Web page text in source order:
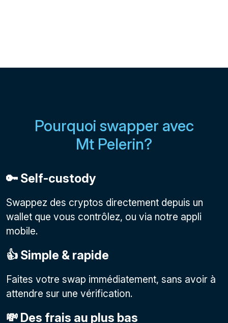
Pourquoi swapper avec
Mt Pelerin?
🔑 Self-custody
Swappez des cryptos directement depuis un
wallet que vous contrôlez, ou via notre appli
mobile.
👍 Simple & rapide
Faites votre swap immédiatement, sans avoir à
attendre sur une vérification.
💸 Des frais au plus bas